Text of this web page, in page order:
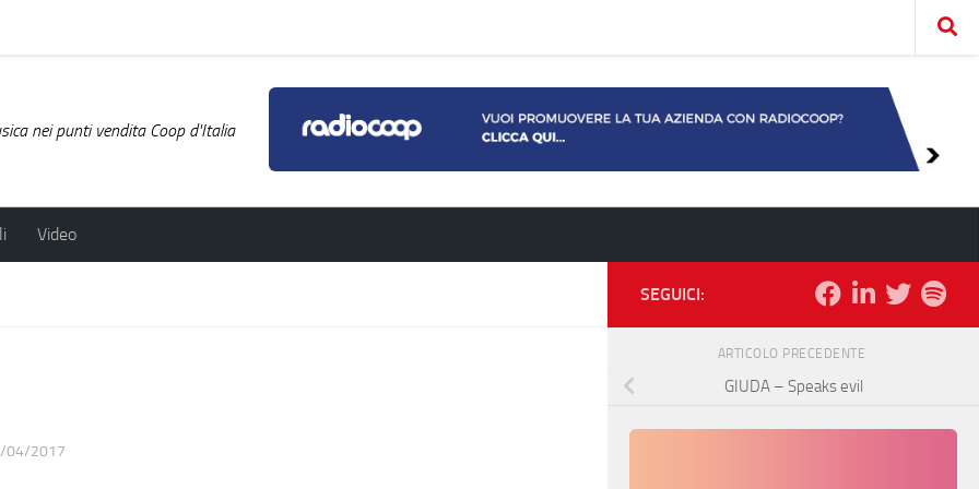
nei punti vendita Coop d'Italia
Video
04/2017
SEGUICI:
ARTICOLO PRECEDENTE
GIUDA – Speaks evil